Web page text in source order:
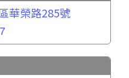
華榮路285號